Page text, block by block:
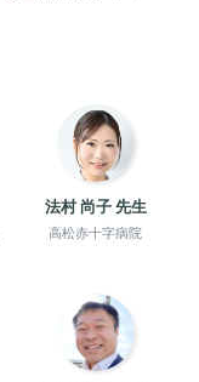
法村 尚子 先生
高松赤十字病院